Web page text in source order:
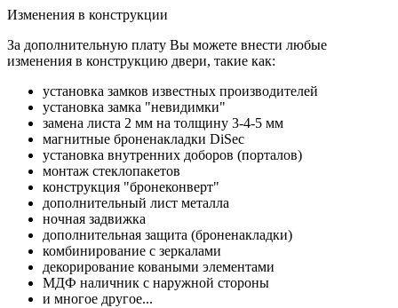
Изменения в конструкции
За дополнительную плату Вы можете внести любые
изменения в конструкцию двери, такие как:
установка замков известных производителей
установка замка "невидимки"
замена листа 2 мм на толщину 3-4-5 мм
магнитные броненакладки DiSec
установка внутренних доборов (порталов)
монтаж стеклопакетов
конструкция "бронеконверт"
дополнительный лист металла
ночная задвижка
дополнительная защита (броненакладки)
комбинирование с зеркалами
декорирование коваными элементами
МДФ наличник с наружной стороны
и многое другое...